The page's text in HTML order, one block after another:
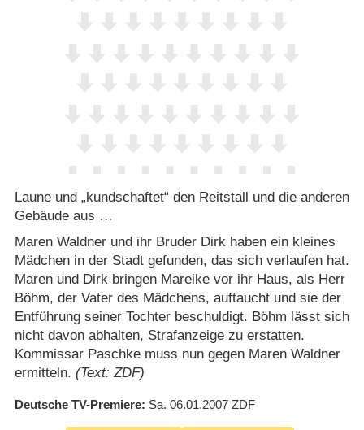
Laune und „kundschaftet“ den Reitstall und die anderen
Gebäude aus …
Maren Waldner und ihr Bruder Dirk haben ein kleines
Mädchen in der Stadt gefunden, das sich verlaufen hat.
Maren und Dirk bringen Mareike vor ihr Haus, als Herr
Böhm, der Vater des Mädchens, auftaucht und sie der
Entführung seiner Tochter beschuldigt. Böhm lässt sich
nicht davon abhalten, Strafanzeige zu erstatten.
Kommissar Paschke muss nun gegen Maren Waldner
ermitteln. (Text: ZDF)
Deutsche TV-Premiere Sa. 06.01.2007 ZDF